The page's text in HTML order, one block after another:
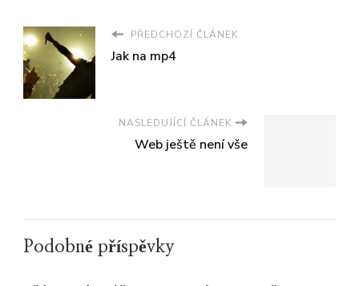
PŘEDCHOZÍ ČLÁNEK
Jak na mp4
NASLEDUJÍCÍ ČLÁNEK
Web ještě není vše
Podobné příspěvky